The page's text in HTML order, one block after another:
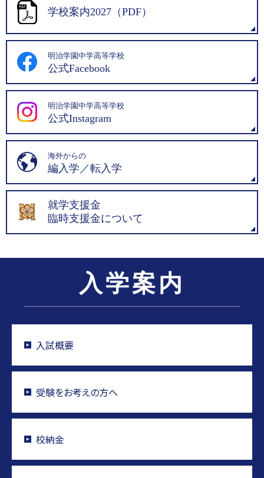
学校案内2027（PDF）
明治学園中学高等学校
公式Facebook
明治学園中学高等学校
公式Instagram
海外からの
編入学／転入学
就学支援金
臨時支援金について
入学案内
入試概要
受験をお考えの方へ
校納金